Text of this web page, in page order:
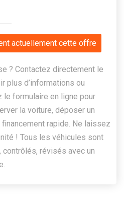
actuellement cette offre
? Contactez directement le
plus d’informations ou
formulaire en ligne pour
la voiture, déposer un
rapide. Ne laissez
! Tous les véhicules sont
révisés avec un